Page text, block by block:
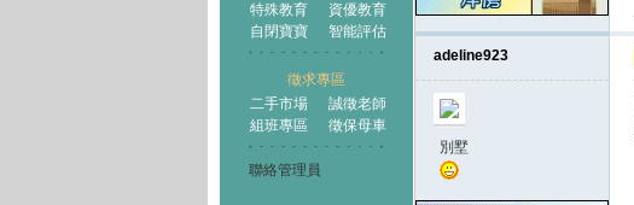
特殊教育
資優教育
自閉寶寶
智能評估
徵求專區
二手市場
誠徵老師
組班專區
徵保母車
聯絡管理員
adeline923
別墅